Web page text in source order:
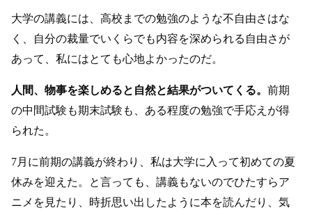
大学の講義には、高校までの勉強のような不自由さはな
く、自分の裁量でいくらでも内容を深められる自由さが
あって、私にはとても心地よかったのだ。
人間、物事を楽しめると自然と結果がついてくる。前期
の中間試験も期末試験も、ある程度の勉強で手応えが得
られた。
7月に前期の講義が終わり、私は大学に入って初めての夏
休みを迎えた。と言っても、講義もないのでひたすらア
ニメを見たり、時折思い出したように本を読んだり、気